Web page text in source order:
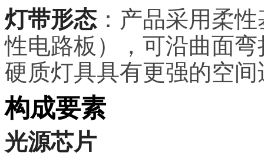
灯带形态 ：产品采用柔
性电路板），可沿曲面
硬质灯具具有更强的空
构成要素
光源芯片